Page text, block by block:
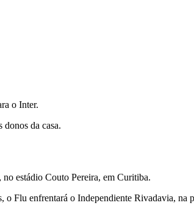
o Inter.
da casa.
estádio Couto Pereira, em Curitiba.
Flu enfrentará o Independiente Rivadavia,